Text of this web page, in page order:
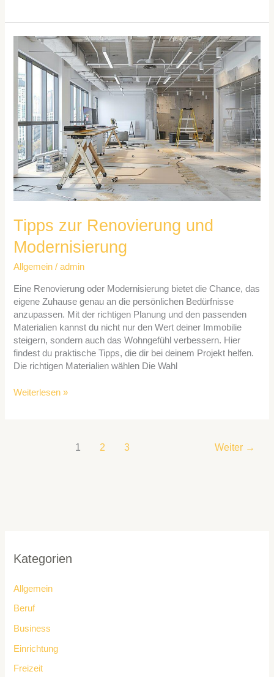
Tipps zur Renovierung und
Modernisierung
Allgemein /admin
Eine Renovierung oder Modernisierung bietet die Chance, das
eigene Zuhause genau an die persönlichen Bedürfnisse
anzupassen. Mit der richtigen Planung und den passenden
Materialien kannst du nicht nur den Wert deiner Immobilie
steigern, sondern auch das Wohngefühl verbessern. Hier
findest du praktische Tipps, die dir bei deinem Projekt helfen.
Die richtigen Materialien wählen Die Wahl
Tipps
zur
Renovierung
und
Modernisierung
Weiterlesen »
1 2 3 Weiter →
Kategorien
Allgemein
Beruf
Business
Einrichtung
Freizeit